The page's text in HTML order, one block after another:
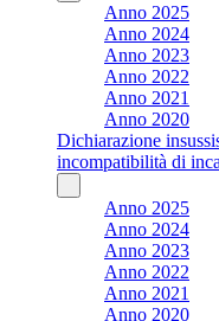
Anno 2025
Anno 2024
Anno 2023
Anno 2022
Anno 2021
Anno 2020
Dichiarazione
incompatibilità di
Anno 2025
Anno 2024
Anno 2023
Anno 2022
Anno 2021
Anno 2020